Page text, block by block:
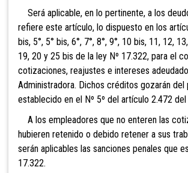
Será aplicable, en lo pertinente, a los
refiere este artículo, lo dispuesto en los
bis, 5°, 5° bis, 6°, 7°, 8°, 9°, 10 bis, 11, 12,
19, 20 y 25 bis de la ley Nº 17.322, para el
cotizaciones, reajustes e intereses
Administradora. Dichos créditos gozarán del
establecido en el Nº 5º del artículo 2.472 del
A los empleadores que no enteren las
hubieren retenido o debido retener a sus
serán aplicables las sanciones penales que
17.322.